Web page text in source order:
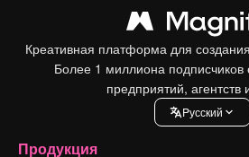
Креативная платформа для
Более 1 миллиона подписчиков
предприятий, агентств
Pусский
Продукция